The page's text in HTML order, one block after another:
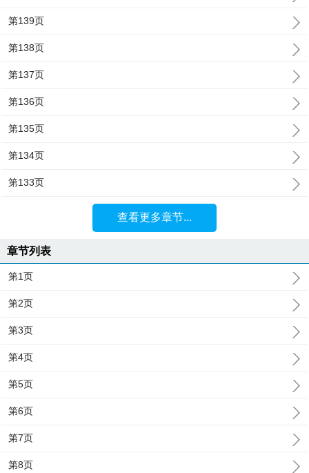
第139页
第138页
第137页
第136页
第135页
第134页
第133页
查看更多章节...
章节列表
第1页
第2页
第3页
第4页
第5页
第6页
第7页
第8页